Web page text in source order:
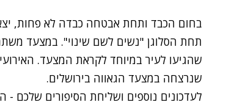
שהגיעו לעיר במיוחד לקראת המצעד.
שנרצחה במצעד הגאווה בירושלים.
לעדכונים נוספים ושליחת הסיפורים שלכם - היכנסו